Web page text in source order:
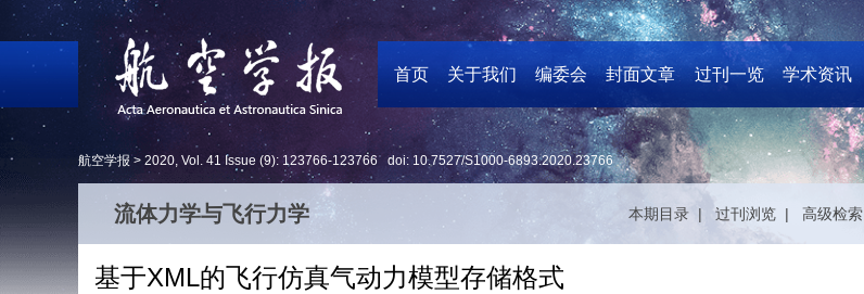
首页 关于我们 编委会 封面文章 过刊一览 学术资讯
航空学报 > 2020, Vol. 41 Issue (9): 123766-123766 doi:10.7527/S1000-6893.2020.23766
流体力学与飞行力学 本期目录 | 过刊浏览 | 高级检索
基于XML的飞行仿真气动力模型存储格式